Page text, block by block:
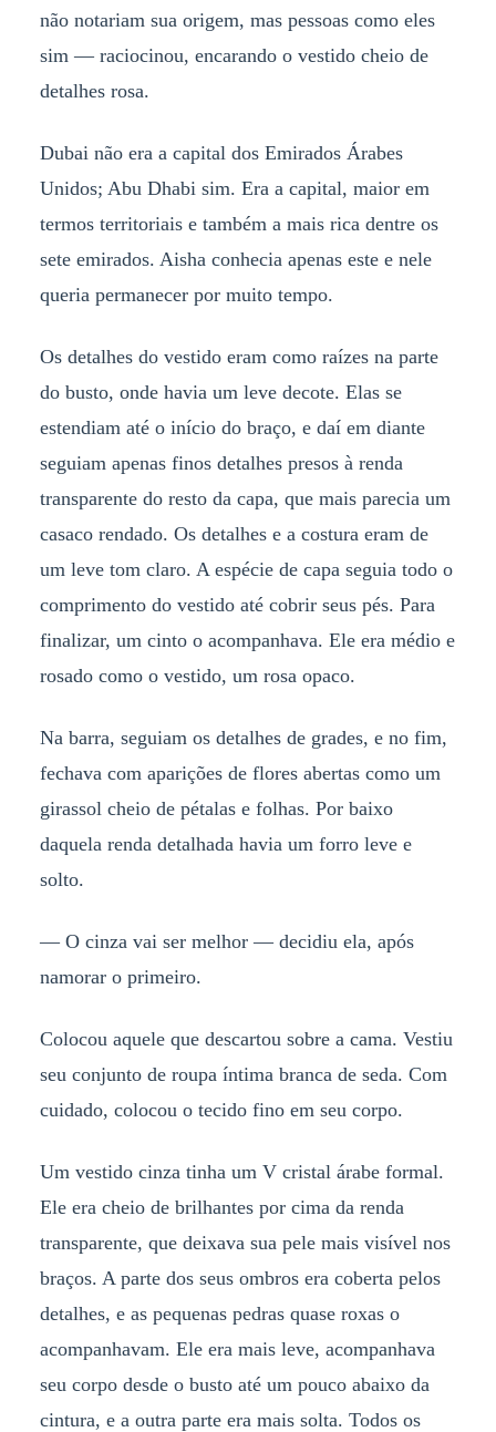
não notariam sua origem, mas pessoas como eles
sim — raciocinou, encarando o vestido cheio de
detalhes rosa.
Dubai não era a capital dos Emirados Árabes
Unidos; Abu Dhabi sim. Era a capital, maior em
termos territoriais e também a mais rica dentre os
sete emirados. Aisha conhecia apenas este e nele
queria permanecer por muito tempo.
Os detalhes do vestido eram como raízes na parte
do busto, onde havia um leve decote. Elas se
estendiam até o início do braço, e daí em diante
seguiam apenas finos detalhes presos à renda
transparente do resto da capa, que mais parecia um
casaco rendado. Os detalhes e a costura eram de
um leve tom claro. A espécie de capa seguia todo o
comprimento do vestido até cobrir seus pés. Para
finalizar, um cinto o acompanhava. Ele era médio e
rosado como o vestido, um rosa opaco.
Na barra, seguiam os detalhes de grades, e no fim,
fechava com aparições de flores abertas como um
girassol cheio de pétalas e folhas. Por baixo
daquela renda detalhada havia um forro leve e
solto.
— O cinza vai ser melhor — decidiu ela, após
namorar o primeiro.
Colocou aquele que descartou sobre a cama. Vestiu
seu conjunto de roupa íntima branca de seda. Com
cuidado, colocou o tecido fino em seu corpo.
Um vestido cinza tinha um V cristal árabe formal.
Ele era cheio de brilhantes por cima da renda
transparente, que deixava sua pele mais visível nos
braços. A parte dos seus ombros era coberta pelos
detalhes, e as pequenas pedras quase roxas o
acompanhavam. Ele era mais leve, acompanhava
seu corpo desde o busto até um pouco abaixo da
cintura, e a outra parte era mais solta. Todos os